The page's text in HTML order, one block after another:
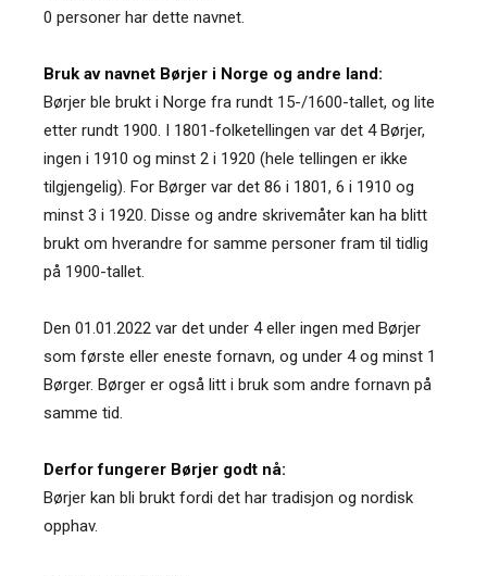
0 personer har dette navnet.
Bruk av navnet Børjer i Norge og andre land:
Børjer ble brukt i Norge fra rundt 15-/1600-tallet, og lite
etter rundt 1900. I 1801-folketellingen var det 4 Børjer,
ingen i 1910 og minst 2 i 1920 (hele tellingen er ikke
tilgjengelig). For Børger var det 86 i 1801, 6 i 1910 og
minst 3 i 1920. Disse og andre skrivemåter kan ha blitt
brukt om hverandre for samme personer fram til tidlig
på 1900-tallet.
Den 01.01.2022 var det under 4 eller ingen med Børjer
som første eller eneste fornavn, og under 4 og minst 1
Børger. Børger er også litt i bruk som andre fornavn på
samme tid.
Derfor fungerer Børjer godt nå:
Børjer kan bli brukt fordi det har tradisjon og nordisk
opphav.